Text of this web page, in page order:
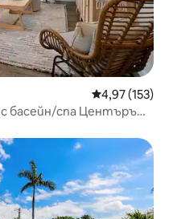
Средна
4,97 (153)
басейн/спа Центърът